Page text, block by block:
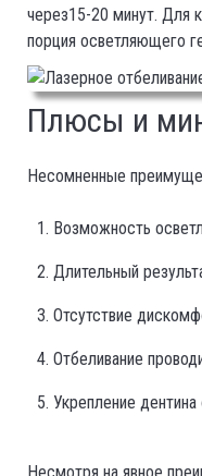
через15-20 минут. Для
порция осветляющего
Плюсы и
Несомненные
Возможность
Длительный
Отсутствие
Отбеливание
Укрепление